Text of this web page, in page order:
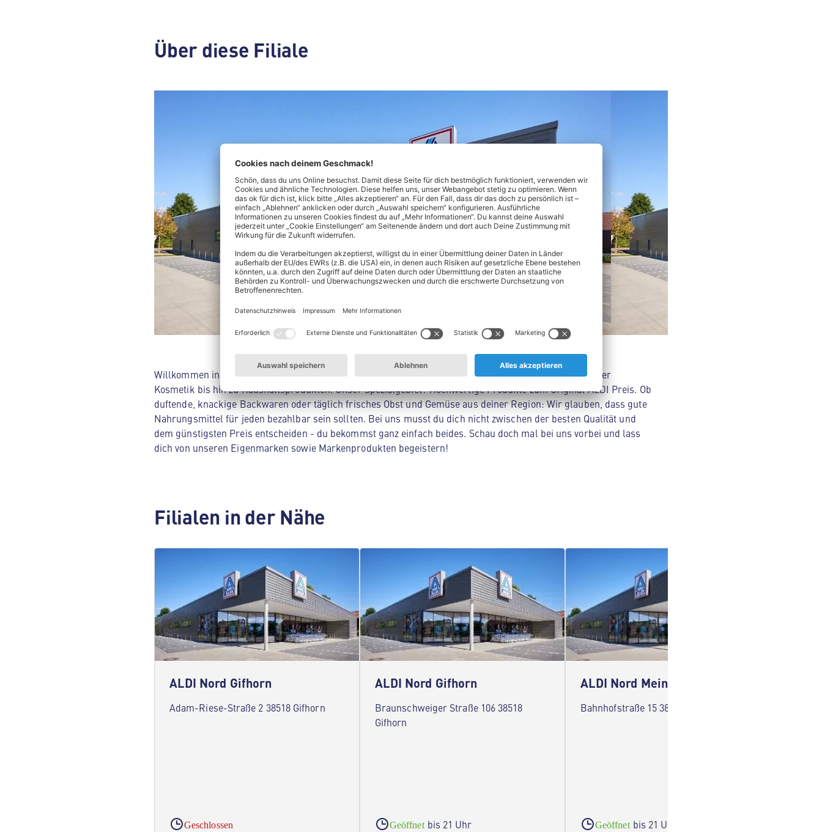
Über diese Filiale
Willkommen in deinem ALDI Nord! Hier findest du alles, was dein Herz begehrt - von Lebensmitteln über
Kosmetik bis hin zu Haushaltsprodukten. Unser Spezialgebiet? Hochwertige Produkte zum Original ALDI Preis. Ob
duftende, knackige Backwaren oder täglich frisches Obst und Gemüse aus deiner Region: Wir glauben, dass gute
Nahrungsmittel für jeden bezahlbar sein sollten. Bei uns musst du dich nicht zwischen der besten Qualität und
dem günstigsten Preis entscheiden - du bekommst ganz einfach beides. Schau doch mal bei uns vorbei und lass
dich von unseren Eigenmarken sowie Markenprodukten begeistern!
Filialen in der Nähe
ALDI Nord Gifhorn
Adam-Riese-Straße 2 38518 Gifhorn
Geschlossen
ALDI Nord Gifhorn
Braunschweiger Straße 106 38518
Gifhorn
Geöffnet bis 21 Uhr
ALDI Nord Meine
Bahnhofstraße 15 38527 Meine
Geöffnet bis 21 Uhr